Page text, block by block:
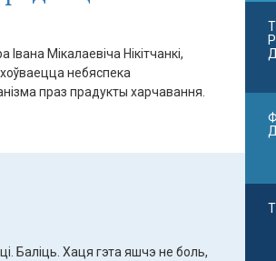
Мікалаевіча Нікітчанкі,
небяспека
праз прадукты харчавання.
Баліць. Хаця гэта яшчэ не боль,